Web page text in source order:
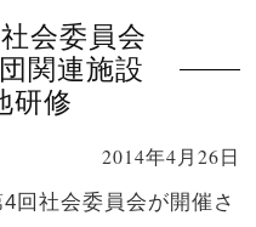
会委員会
関連施設
研修
2014年4月26日
回社会委員会が開催さ